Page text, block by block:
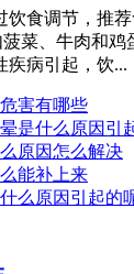
饮食调节，推
菜、牛肉和鸡
疾病引起，饮...
害有哪些
是什么原因引
原因怎么解决
能补上来
么原因引起的